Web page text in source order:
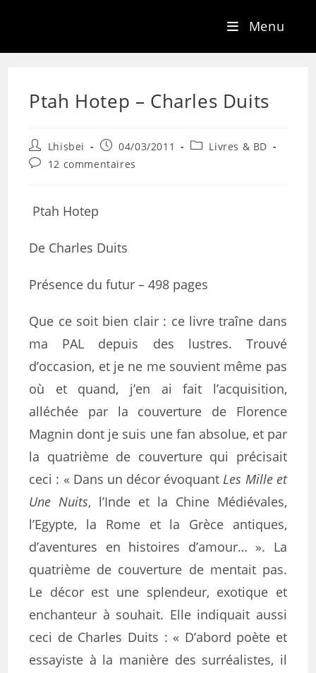
Menu
Ptah Hotep – Charles Duits
Lhisbei 04/03/2011
Livres & BD
12 commentaires
Ptah Hotep
De Charles Duits
Présence du futur – 498 pages
Que ce soit bien clair : ce livre traîne dans
ma PAL depuis des lustres. Trouvé
d’occasion, et je ne me souvient même pas
où et quand, j’en ai fait l’acquisition,
alléchée par la couverture de Florence
Magnin dont je suis une fan absolue, et par
la quatrième de couverture qui précisait
ceci : « Dans un décor évoquantLes Mille et
Une Nuits, l’Inde et la Chine Médiévales,
l’Egypte, la Rome et la Grèce antiques,
d’aventures en histoires d’amour… ». La
quatrième de couverture de mentait pas.
Le décor est une splendeur, exotique et
enchanteur à souhait. Elle indiquait aussi
ceci de Charles Duits : « D’abord poète et
essayiste à la manière des surréalistes, il